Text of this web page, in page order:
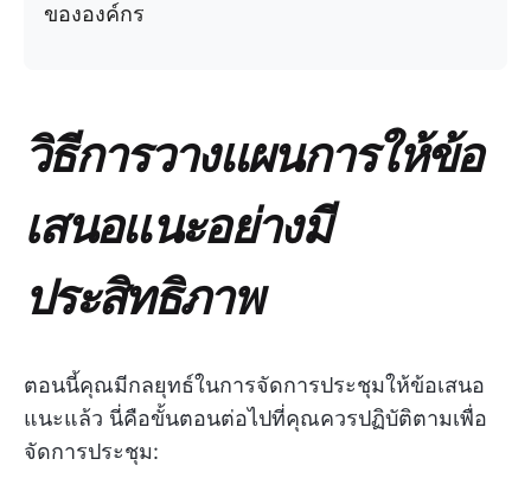
ขององค์กร
วิธีการวางแผนการให้ข้อ
เสนอแนะอย่างมี
ประสิทธิภาพ
ตอนนี้คุณมีกลยุทธ์ในการจัดการประชุมให้ข้อเสนอ
แนะแล้ว นี่คือขั้นตอนต่อไปที่คุณควรปฏิบัติตามเพื่อ
จัดการประชุม: